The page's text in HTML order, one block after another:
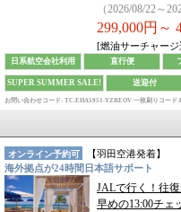
（2026/08/22～
299,000円～
[燃油サーチャージ
日系航空会社利用 直行便
SUPER SUMMER SALE! 送迎付
お問い合わせコード: TC-EHA5951-YZREOV 一枚刷りコード
オンライン予約可 【羽田空港発着】
海外拠点が24時間日本語サポート
JALで行く！往
早めの13:00チェ